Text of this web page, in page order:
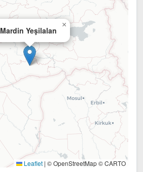
Mardin Yeşilalan
×
Leaflet | © OpenStreetMap © CARTO